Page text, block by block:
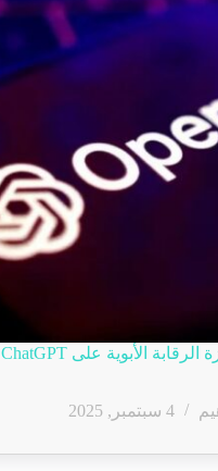
OpenAI تطلق ميزة الرقابة الأبوية على ChatGPT
4 سبتمبر, 2025